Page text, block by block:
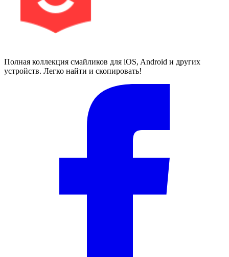
Полная коллекция смайликов для iOS, Android и других
устройств. Легко найти и скопировать!